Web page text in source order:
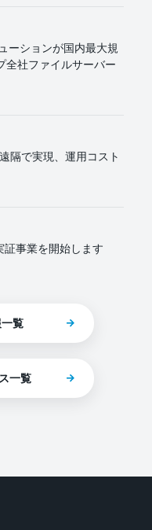
ーションが国内最大規
全社ファイルサーバー
隔で実現、運用コスト
事業を開始します
覧
一覧